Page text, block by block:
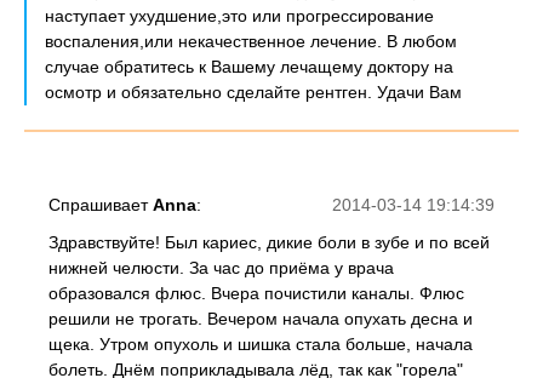
наступает ухудшение,это или прогрессирование
воспаления,или некачественное лечение. В любом
случае обратитесь к Вашему лечащему доктору на
осмотр и обязательно сделайте рентген. Удачи Вам
2014-03-14 19:14:39
СпрашиваетAnna:
Здравствуйте! Был кариес, дикие боли в зубе и по всей
нижней челюсти. За час до приёма у врача
образовался флюс. Вчера почистили каналы. Флюс
решили не трогать. Вечером начала опухать десна и
щека. Утром опухоль и шишка стала больше, начала
болеть. Днём поприкладывала лёд, так как "горела"